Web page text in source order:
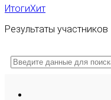
ИтогиХит
Результаты участников